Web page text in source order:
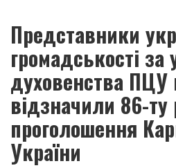
Представники
громадськості за
духовенства ПЦУ
відзначили 86-
проголошення
України